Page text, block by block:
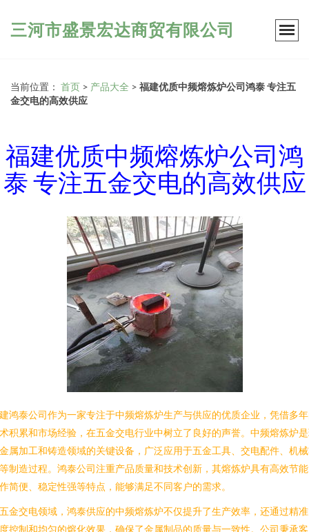
三河市盛景宏达商贸有限公司
当前位置： 首页 > 产品大全 > 福建优质中频熔炼炉公司鸿泰 专注五
金交电的高效供应
福建优质中频熔炼炉公司鸿
泰 专注五金交电的高效供应
鸿泰公司作为一家专注于中频熔炼炉生产与供应的优质企业，凭借多
积累和市场经验，在五金交电行业中树立了良好的声誉。中频熔炼炉
属加工和铸造领域的关键设备，广泛应用于五金工具、交电配件、机
制造过程。鸿泰公司注重产品质量和技术创新，其熔炼炉具有高效节
简便、稳定性强等特点，能够满足不同客户的需求。
金交电领域，鸿泰供应的中频熔炼炉不仅提升了生产效率，还通过精
控制和均匀的熔化效果，确保了金属制品的质量与一致性。公司秉承